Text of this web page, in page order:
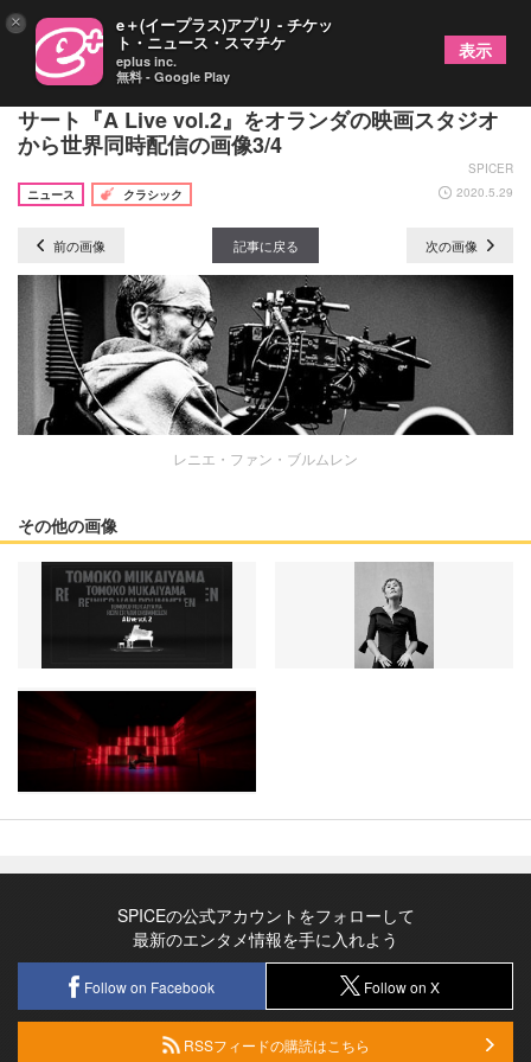
ピアニスト向井山朋子、ライブストリーミングコン
サート『A Live vol.2』をオランダの映画スタジオ
から世界同時配信の画像3/4
SPICER
ニュース
クラシック 2020.5.29
前の画像 記事に戻る 次の画像
レニエ・ファン・ブルムレン
その他の画像
SPICEの公式アカウントをフォローして
最新のエンタメ情報を手に入れよう
Follow on Facebook Follow on X
RSSフィードの購読はこちら
× e＋(イープラス)アプリ - チケッ
ト・ニュース・スマチケ
eplus inc.
無料 - Google Play
表示